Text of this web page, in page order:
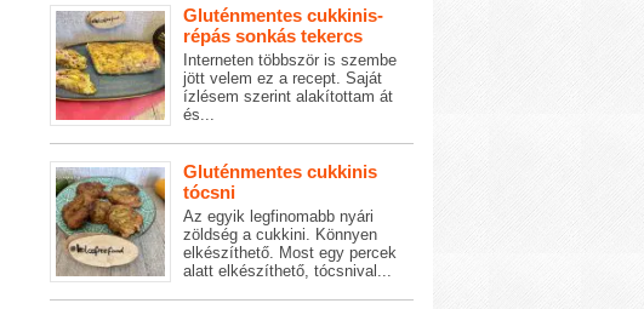
Gluténmentes cukkinis-
répás sonkás tekercs
Interneten többször is szembe
jött velem ez a recept. Saját
ízlésem szerint alakítottam át
és...
Gluténmentes cukkinis
tócsni
Az egyik legfinomabb nyári
zöldség a cukkini. Könnyen
elkészíthető. Most egy percek
alatt elkészíthető, tócsnival...